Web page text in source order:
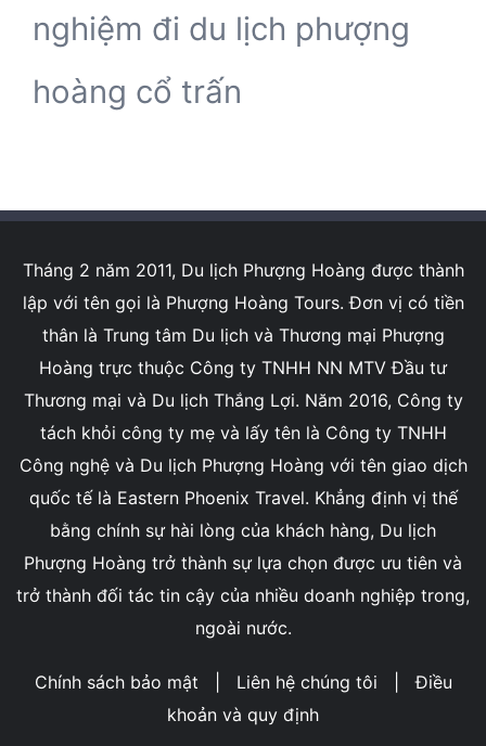
nghiệm đi du lịch phượng
hoàng cổ trấn
Tháng 2 năm 2011, Du lịch Phượng Hoàng được thành
lập với tên gọi là Phượng Hoàng Tours. Đơn vị có tiền
thân là Trung tâm Du lịch và Thương mại Phượng
Hoàng trực thuộc Công ty TNHH NN MTV Đầu tư
Thương mại và Du lịch Thắng Lợi. Năm 2016, Công ty
tách khỏi công ty mẹ và lấy tên là Công ty TNHH
Công nghệ và Du lịch Phượng Hoàng với tên giao dịch
quốc tế là Eastern Phoenix Travel. Khẳng định vị thế
bằng chính sự hài lòng của khách hàng, Du lịch
Phượng Hoàng trở thành sự lựa chọn được ưu tiên và
trở thành đối tác tin cậy của nhiều doanh nghiệp trong,
ngoài nước.
Chính sách bảo mật Liên hệ chúng tôi |Điều
khoản và quy định